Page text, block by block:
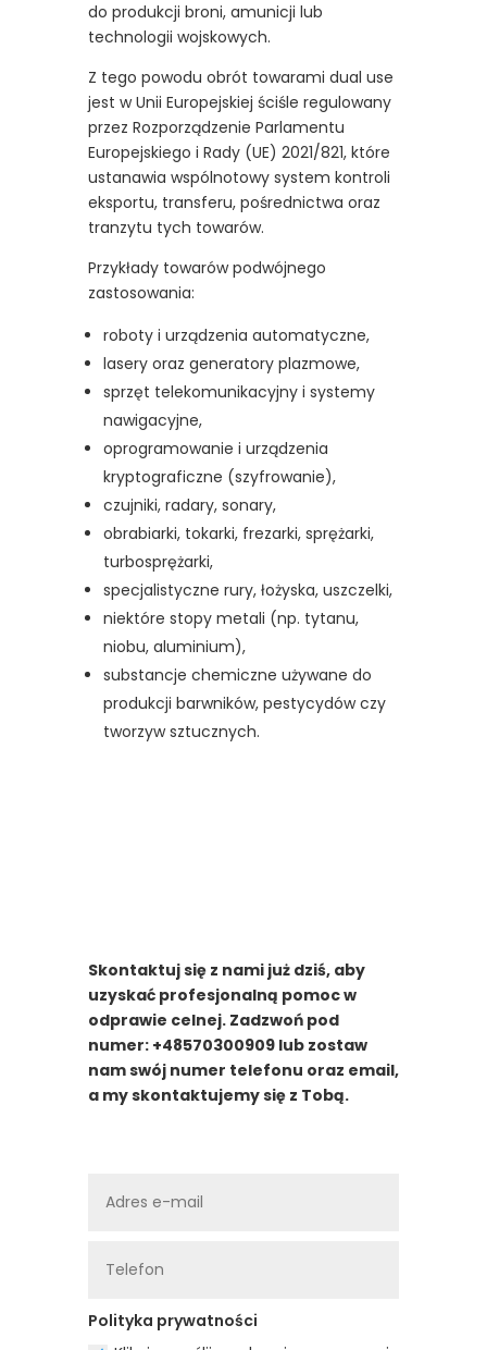
do produkcji broni, amunicji lub
technologii wojskowych.
Z tego powodu obrót towarami dual use
jest w Unii Europejskiej ściśle regulowany
przez Rozporządzenie Parlamentu
Europejskiego i Rady (UE) 2021/821, które
ustanawia wspólnotowy system kontroli
eksportu, transferu, pośrednictwa oraz
tranzytu tych towarów.
Przykłady towarów podwójnego
zastosowania:
roboty i urządzenia automatyczne,
lasery oraz generatory plazmowe,
sprzęt telekomunikacyjny i systemy
nawigacyjne,
oprogramowanie i urządzenia
kryptograficzne (szyfrowanie),
czujniki, radary, sonary,
obrabiarki, tokarki, frezarki, sprężarki,
turbosprężarki,
specjalistyczne rury, łożyska, uszczelki,
niektóre stopy metali (np. tytanu,
niobu, aluminium),
substancje chemiczne używane do
produkcji barwników, pestycydów czy
tworzyw sztucznych.
Skontaktuj się z nami już dziś, aby
uzyskać profesjonalną pomoc w
odprawie celnej. Zadzwoń pod
numer: +48570300909 lub zostaw
nam swój numer telefonu oraz email,
a my skontaktujemy się z Tobą.
Polityka prywatności